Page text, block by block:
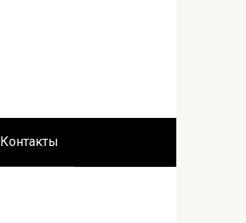
Контакты